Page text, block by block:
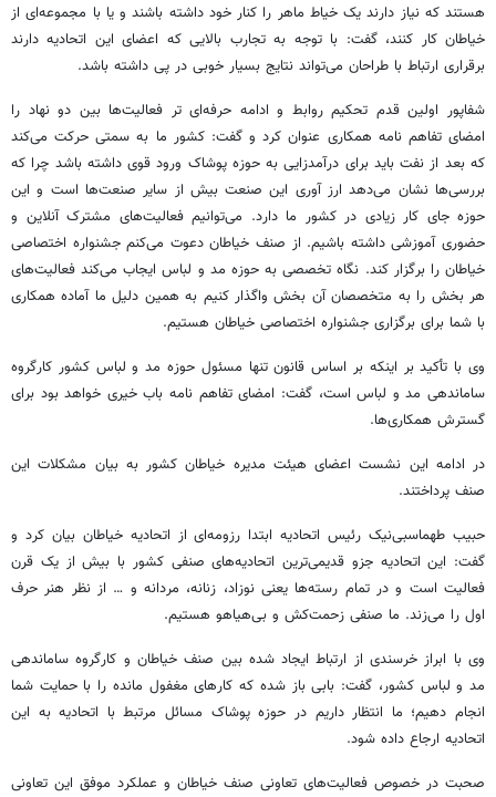
هستند که نیاز دارند یک خیاط ماهر را کنار خود داشته باشند و یا با مجموعه‌ای از
خیاطان کار کنند، گفت: با توجه به تجارب بالایی که اعضای این اتحادیه دارند
برقراری ارتباط با طراحان می‌تواند نتایج بسیار خوبی در پی داشته باشد.
شفاپور اولین قدم تحکیم روابط و ادامه حرفه‌ای تر فعالیت‌ها بین دو نهاد را
امضای تفاهم نامه همکاری عنوان کرد و گفت: کشور ما به سمتی حرکت می‌کند
که بعد از نفت باید برای درآمدزایی به حوزه پوشاک ورود قوی داشته باشد چرا که
بررسی‌ها نشان می‌دهد ارزآوری این صنعت بیش از سایر صنعت‌ها است و این
حوزه جای کار زیادی در کشور ما دارد. می‌توانیم فعالیت‌های مشترک آنلاین و
حضوری آموزشی داشته باشیم. از صنف خیاطان دعوت می‌کنم جشنواره اختصاصی
خیاطان را برگزار کند. نگاه تخصصی به حوزه مد و لباس ایجاب می‌کند فعالیت‌های
هر بخش را به متخصصان آن بخش واگذار کنیم به همین دلیل ما آماده همکاری
با شما برای برگزاری جشنواره اختصاصی خیاطان هستیم.
وی با تأکید بر اینکه بر اساس قانون تنها مسئول حوزه مد و لباس کشور کارگروه
ساماندهی مد و لباس است، گفت: امضای تفاهم نامه باب خیری خواهد بود برای
گسترش همکاری‌ها.
در ادامه این نشست اعضای هیئت مدیره خیاطان کشور به بیان مشکلات این
صنف پرداختند.
حبیب طهماسبی‌نیک رئیس اتحادیه ابتدا رزومه‌ای از اتحادیه خیاطان بیان کرد و
گفت: این اتحادیهجزو قدیمی‌ترین اتحادیه‌های صنفی کشور با بیش از یک قرن
فعالیت است و در تمام رسته‌ها یعنی نوزاد، زنانه، مردانه و … از نظر هنر حرف
اول را می‌زند. ما صنفی زحمت‌کش و بی‌هیاهو هستیم.
وی با ابراز خرسندی از ارتباط ایجاد شده بین صنف خیاطان و کارگروه ساماندهی
مد و لباس کشور، گفت: بابی باز شده که کارهای مغفول مانده را با حمایت شما
انجام دهیم؛ ما انتظار داریم در حوزه پوشاک مسائل مرتبط با اتحادیه به این
اتحادیه ارجاع داده شود.
صحبت در خصوص فعالیت‌های تعاونی صنف خیاطان و عملکرد موفق این تعاونی